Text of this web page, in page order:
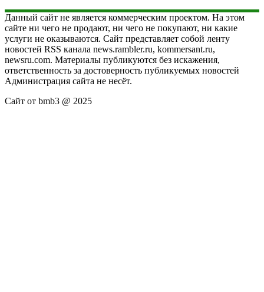
Данный сайт не является коммерческим проектом. На этом
сайте ни чего не продают, ни чего не покупают, ни какие
услуги не оказываются. Сайт представляет собой ленту
новостей RSS канала news.rambler.ru, kommersant.ru,
newsru.com. Материалы публикуются без искажения,
ответственность за достоверность публикуемых новостей
Администрация сайта не несёт.
Сайт от bmb3 @ 2025